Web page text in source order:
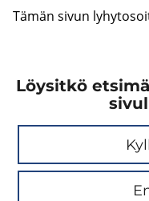
Tämän sivun
Löysitkö